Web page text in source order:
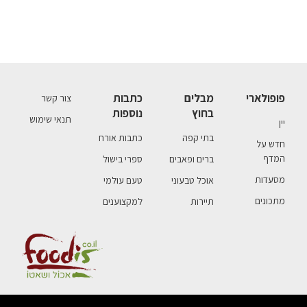
פופולארי
יין
חדש על
המדף
מסעדות
מתכונים
מבלים
בחוץ
בתי קפה
ברים ופאבים
אוכל טבעוני
תיירות
כתבות
נוספות
כתבות אורח
ספרי בישול
טעם עולמי
למקצוענים
צור קשר
תנאי שימוש